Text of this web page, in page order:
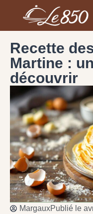
Recette
Martine :
découvrir
MargauxPublié le